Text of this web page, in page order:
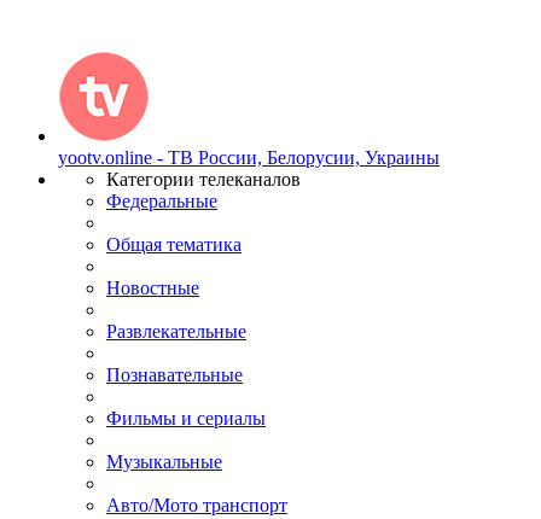
yootv.online - ТВ России, Белорусии, Украины
Категории телеканалов
Федеральные
Общая тематика
Новостные
Развлекательные
Познавательные
Фильмы и сериалы
Музыкальные
Авто/Мото транспорт